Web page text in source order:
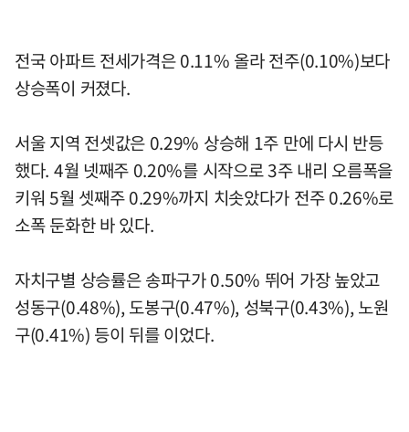
전국 아파트 전세가격은 0.11% 올라 전주(0.10%)보다
상승폭이 커졌다.
서울 지역 전셋값은 0.29% 상승해 1주 만에 다시 반등
했다. 4월 넷째주 0.20%를 시작으로 3주 내리 오름폭을
키워 5월 셋째주 0.29%까지 치솟았다가 전주 0.26%로
소폭 둔화한 바 있다.
자치구별 상승률은 송파구가 0.50% 뛰어 가장 높았고
성동구(0.48%), 도봉구(0.47%), 성북구(0.43%), 노원
구(0.41%) 등이 뒤를 이었다.